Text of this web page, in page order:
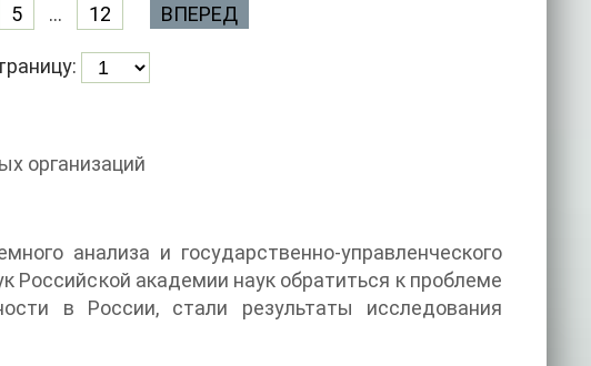
5 ... 12 ВПЕРЕД
организаций
анализа и государственно-управленческого
Российской академии наук обратиться к проблеме
в России, стали результаты исследования